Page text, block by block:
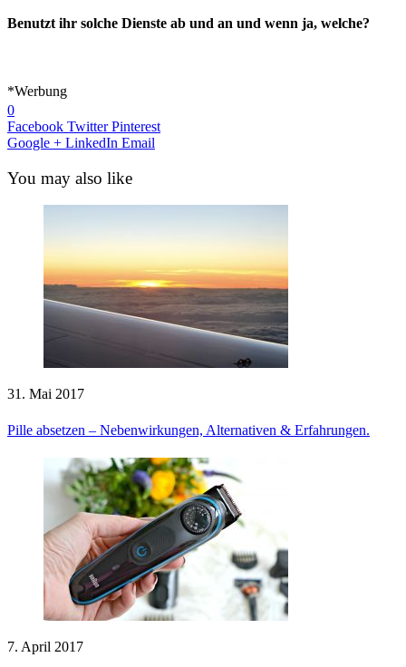
Benutzt ihr solche Dienste ab und an und wenn ja, welche?
*Werbung
0
Facebook Twitter Pinterest
Google + LinkedIn Email
You may also like
31. Mai 2017
Pille absetzen – Nebenwirkungen, Alternativen & Erfahrungen.
7. April 2017